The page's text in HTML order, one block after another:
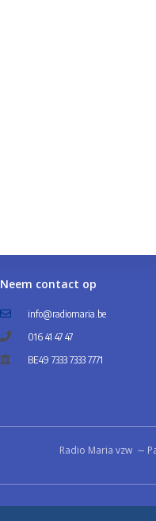
Neem contact op
info@radiomaria.be
016 41 47 47
BE49 7333 7333 7771
Radio Maria vzw ∼